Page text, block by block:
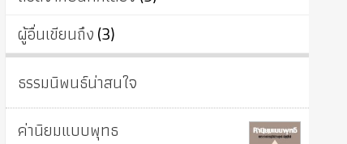
ผู้อื่นเขียนถึง(3)
ธรรมนิพนธ์น่าสนใจ
ค่านิยมแบบพุทธ